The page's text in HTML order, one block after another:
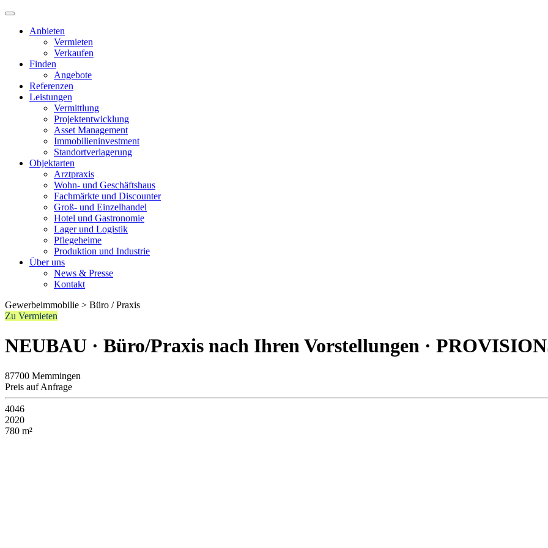
Anbieten
Vermieten
Verkaufen
Finden
Angebote
Referenzen
Leistungen
Vermittlung
Projektentwicklung
Asset Management
Immobilieninvestment
Standortverlagerung
Objektarten
Arztpraxis
Wohn- und Geschäftshaus
Fachmärkte und Discounter
Groß- und Einzelhandel
Hotel und Gastronomie
Lager und Logistik
Pflegeheime
Produktion und Industrie
Über uns
News & Presse
Kontakt
Gewerbeimmobilie > Büro / Praxis
Zu Vermieten
NEUBAU · Büro/Praxis nach Ihren Vorstellungen ·
87700 Memmingen
Preis auf Anfrage
4046
2020
780 m²